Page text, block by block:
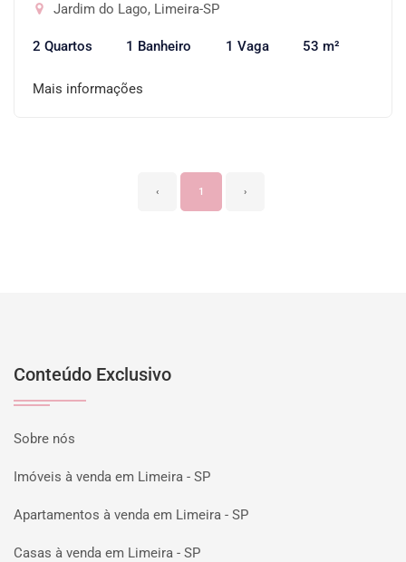
Jardim do Lago, Limeira-SP
2 Quartos 1 Banheiro 1 Vaga 53 m²
Mais informações
‹ 1 ›
Conteúdo Exclusivo
Sobre nós
Imóveis à venda em Limeira - SP
Apartamentos à venda em Limeira - SP
Casas à venda em Limeira - SP